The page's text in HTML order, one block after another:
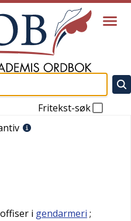
Fritekst-søk
offiser i gendarmeri ;